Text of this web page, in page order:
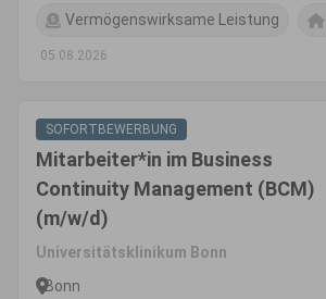
Vermögenswirksame Leistung
05.08.2026
SOFORTBEWERBUNG
Mitarbeiter*in im Business
Continuity Management (BCM)
(m/w/d)
Universitätsklinikum Bonn
Bonn